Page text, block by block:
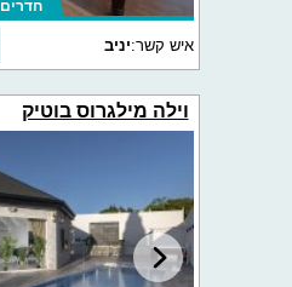
חדרים
איש קשר:יניב
וילה מילגרוס בוטיק